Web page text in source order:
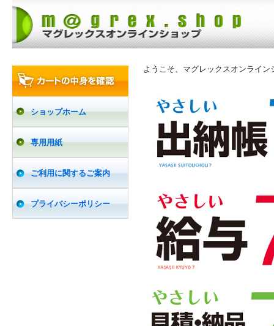
ショップホーム
専用用紙
ご利用に関するご案内
プライバシーポリシー
ようこそ、マグレックスオンライン